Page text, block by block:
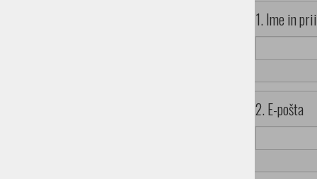
1. Ime in
2. E-pošta